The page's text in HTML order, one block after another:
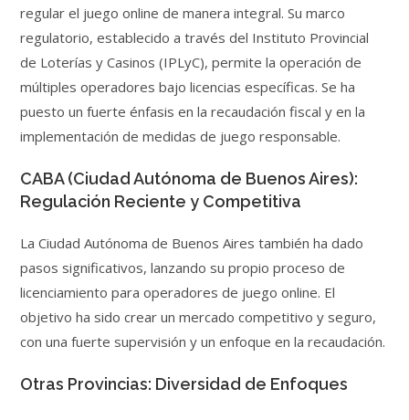
regular el juego online de manera integral. Su marco
regulatorio, establecido a través del Instituto Provincial
de Loterías y Casinos (IPLyC), permite la operación de
múltiples operadores bajo licencias específicas. Se ha
puesto un fuerte énfasis en la recaudación fiscal y en la
implementación de medidas de juego responsable.
CABA (Ciudad Autónoma de Buenos Aires):
Regulación Reciente y Competitiva
La Ciudad Autónoma de Buenos Aires también ha dado
pasos significativos, lanzando su propio proceso de
licenciamiento para operadores de juego online. El
objetivo ha sido crear un mercado competitivo y seguro,
con una fuerte supervisión y un enfoque en la recaudación.
Otras Provincias: Diversidad de Enfoques